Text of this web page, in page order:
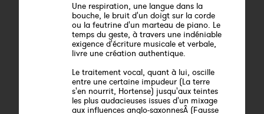
Une respiration, une langue dans la
bouche, le bruit d'un doigt sur la corde
ou la feutrine d'un marteau de piano. Le
temps du geste, à travers une indéniable
exigence d'écriture musicale et verbale,
livre une création authentique.
Le traitement vocal, quant à lui, oscille
entre une certaine impudeur (La terre
s'en nourrit, Hortense) jusqu'aux teintes
les plus audacieuses issues d'un mixage
aux influences anglo-saxonnesÂ (Fausse